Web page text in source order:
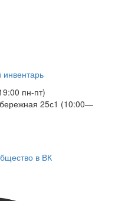
пн-пт)
25с1 (10:00—
в ВК